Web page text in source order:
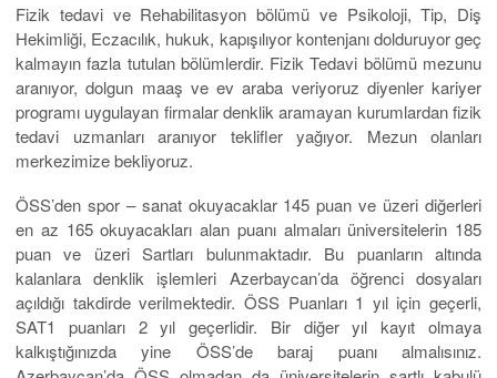
Fizik tedavi ve Rehabilitasyon bölümü ve Psikoloji, Tip, Diş
Hekimliği, Eczacılık, hukuk, kapışılıyor kontenjanı dolduruyor geç
kalmayın fazla tutulan bölümlerdir. Fizik Tedavi bölümü mezunu
aranıyor, dolgun maaş ve ev araba veriyoruz diyenler kariyer
programı uygulayan firmalar denklik aramayan kurumlardan fizik
tedavi uzmanları aranıyor teklifler yağıyor. Mezun olanları
merkezimize bekliyoruz.
ÖSS’den spor – sanat okuyacaklar 145 puan ve üzeri diğerleri
en az 165 okuyacakları alan puanı almaları üniversitelerin 185
puan ve üzeri Sartları bulunmaktadır. Bu puanların altında
kalanlara denklik işlemleri Azerbaycan’da öğrenci dosyaları
açıldığı takdirde verilmektedir. ÖSS Puanları 1 yıl için geçerli,
SAT1 puanları 2 yıl geçerlidir. Bir diğer yıl kayıt olmaya
kalkıştığınızda yine ÖSS’de baraj puanı almalısınız.